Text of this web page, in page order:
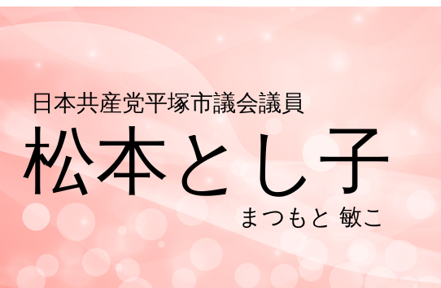
松本とし子
まつもと 敏こ
日本共産党平塚市議会議員